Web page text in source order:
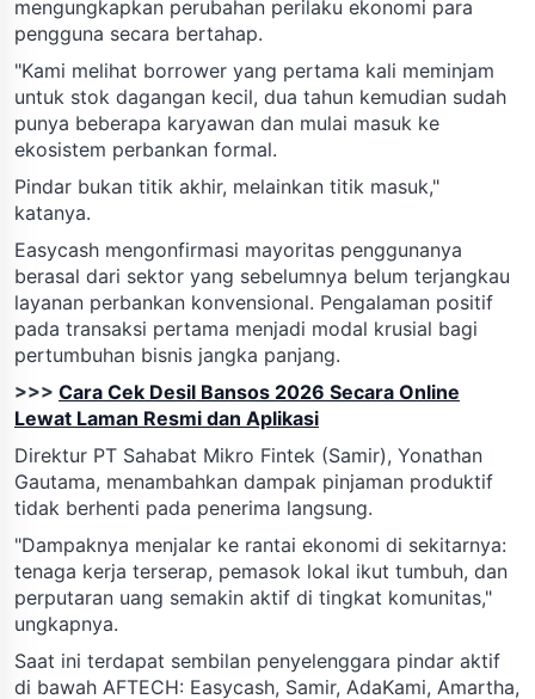
mengungkapkan perubahan perilaku ekonomi para
pengguna secara bertahap.
"Kami melihat borrower yang pertama kali meminjam
untuk stok dagangan kecil, dua tahun kemudian sudah
punya beberapa karyawan dan mulai masuk ke
ekosistem perbankan formal.
Pindar bukan titik akhir, melainkan titik masuk,"
katanya.
Easycash mengonfirmasi mayoritas penggunanya
berasal dari sektor yang sebelumnya belum terjangkau
layanan perbankan konvensional. Pengalaman positif
pada transaksi pertama menjadi modal krusial bagi
pertumbuhan bisnis jangka panjang.
>>> Cara Cek Desil Bansos 2026 Secara Online
Lewat Laman Resmi dan Aplikasi
Direktur PT Sahabat Mikro Fintek (Samir), Yonathan
Gautama, menambahkan dampak pinjaman produktif
tidak berhenti pada penerima langsung.
"Dampaknya menjalar ke rantai ekonomi di sekitarnya:
tenaga kerja terserap, pemasok lokal ikut tumbuh, dan
perputaran uang semakin aktif di tingkat komunitas,"
ungkapnya.
Saat ini terdapat sembilan penyelenggara pindar aktif
di bawah AFTECH: Easycash, Samir, AdaKami, Amartha,